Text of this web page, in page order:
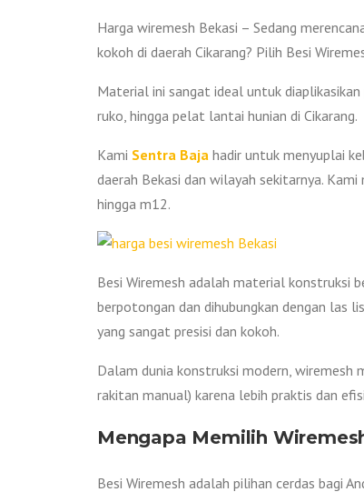
Harga wiremesh Bekasi – Sedang
kokoh di daerah Cikarang? Pilih Besi
Material ini sangat ideal untuk
ruko, hingga pelat lantai hunian di Cikarang.
Kami Sentra Baja hadir untuk menyuplai
daerah Bekasi dan wilayah sekitarnya.
hingga m12.
Besi Wiremesh adalah material konstruksi
berpotongan dan dihubungkan dengan las
yang sangat presisi dan kokoh.
Dalam dunia konstruksi modern,
rakitan manual) karena lebih praktis dan
Mengapa Memilih
Besi Wiremesh adalah pilihan cerdas bagi